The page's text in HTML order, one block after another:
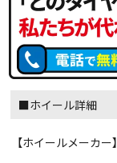
■ホイール詳細
【ホイールメーカー】